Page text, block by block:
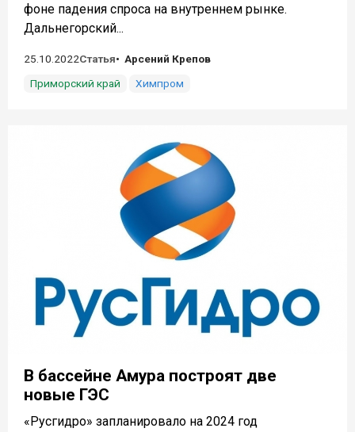
фоне падения спроса на внутреннем рынке.
Дальнегорский...
25.10.2022Статья
Арсений Крепов
Приморский край
Химпром
В бассейне Амура построят две
новые ГЭС
«Русгидро» запланировало на 2024 год